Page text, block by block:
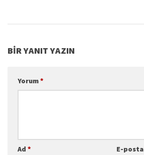
BIR YANIT YAZIN
Yorum*
Ad * E-posta